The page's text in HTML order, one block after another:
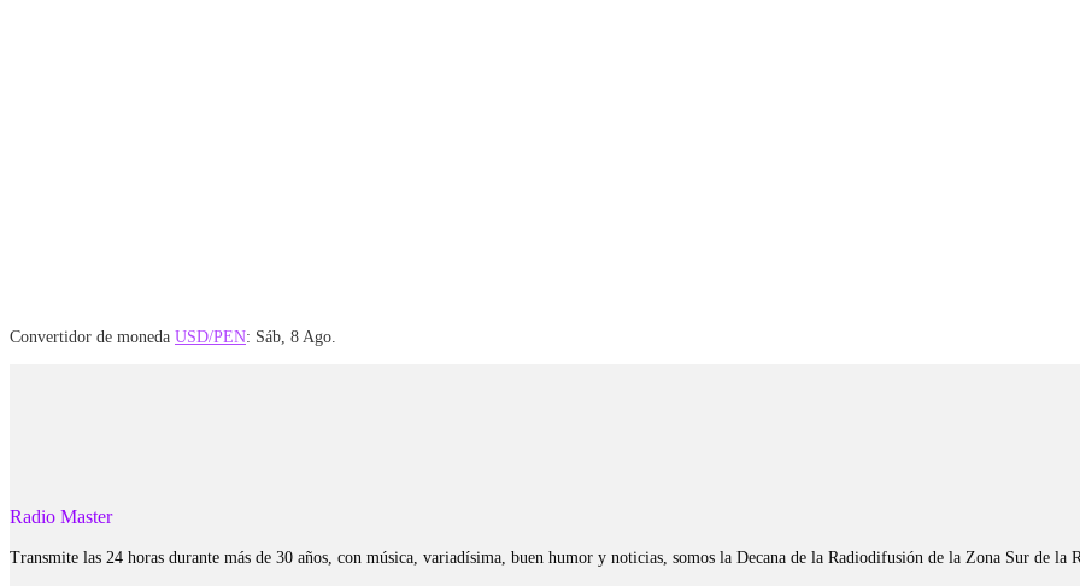
Convertidor de moneda USD/PEN: Sáb, 8 Ago.
Radio Master
Transmite las 24 horas durante más de 30 años, con música, variadísima, buen humor y noticias, somos la Decana de la Radiodifusión de la Zona Sur de la